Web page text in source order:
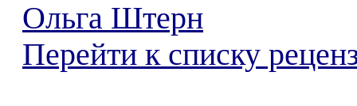
Ольга Штерн
Перейти к списку